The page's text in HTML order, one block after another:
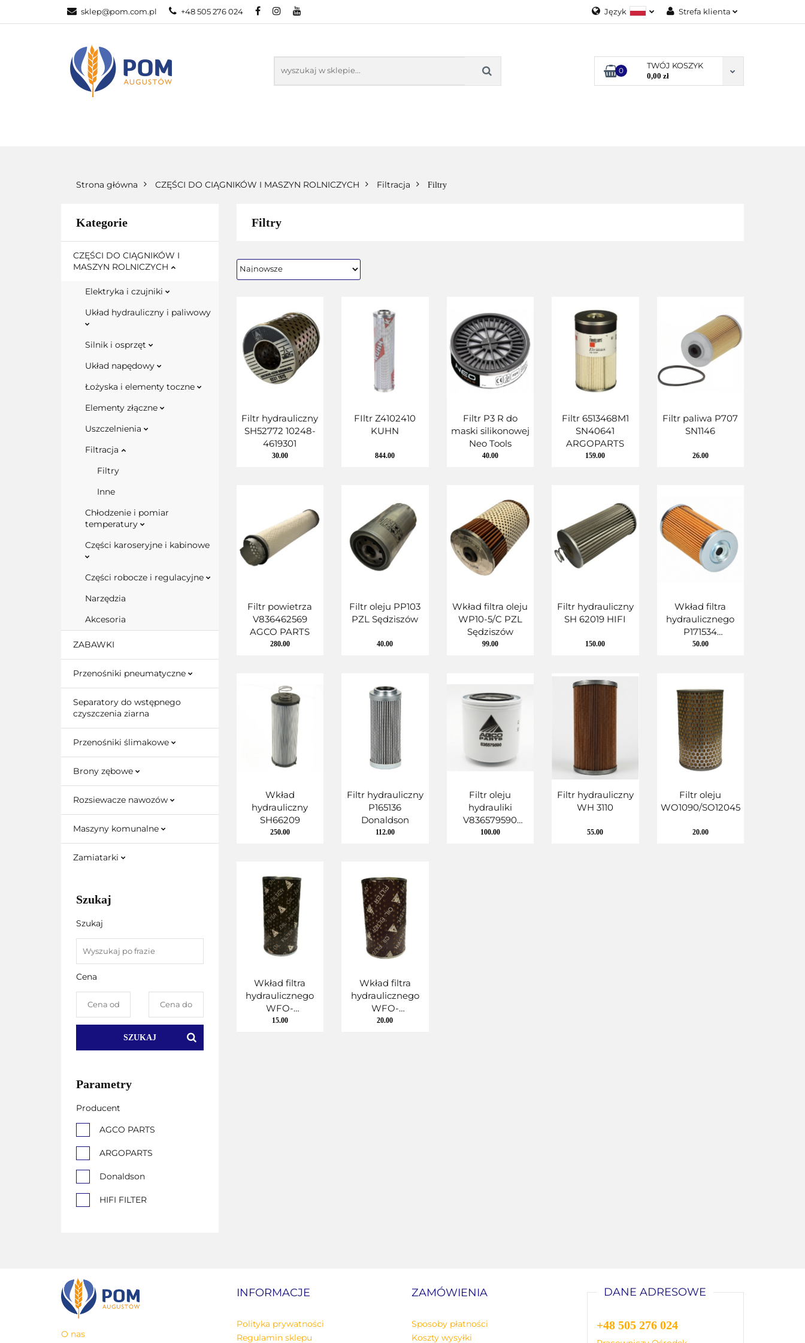
sklep@pom.com.pl +48 505 276 024 Język
English
Strefa klienta
Załóż konto
Dodaj zgłoszenie
0 TWÓJ KOSZYK
0,00 zł
Strona główna CZĘŚCI DO CIĄGNIKÓW I MASZYN ROLNICZYCH Filtracja Filtry
Kategorie
CZĘŚCI DO CIĄGNIKÓW I
MASZYN ROLNICZYCH
Elektryka i czujniki
Układ hydrauliczny i paliwowy
Silnik i osprzęt
Układ napędowy
Łożyska i elementy toczne
Elementy złączne
Uszczelnienia
Filtracja
Filtry
Inne
Chłodzenie i pomiar
temperatury
Części karoseryjne i kabinowe
Części robocze i regulacyjne
Narzędzia
Akcesoria
ZABAWKI
Przenośniki pneumatyczne
Separatory do wstępnego
czyszczenia ziarna
Przenośniki ślimakowe
Brony zębowe
Rozsiewacze nawozów
Maszyny komunalne
Zamiatarki
Szukaj
Szukaj
Cena
SZUKAJ
Parametry
Producent
AGCO PARTS
ARGOPARTS
Donaldson
HIFI FILTER
PZL Sędziszów
Filtry
Filtr hydrauliczny
SH52772 10248-
4619301
30.00
FIltr Z4102410
KUHN
844.00
Filtr P3 R do
maski silikonowej
Neo Tools
40.00
Filtr 6513468M1
SN40641
ARGOPARTS
159.00
Filtr paliwa P707
SN1146
26.00
Filtr powietrza
V836462569
AGCO PARTS
280.00
Filtr oleju PP103
PZL Sędziszów
40.00
Wkład filtra oleju
WP10-5/C PZL
Sędziszów
99.00
Filtr hydrauliczny
SH 62019 HIFI
150.00
Wkład filtra
hydraulicznego
P171534
Donaldson
50.00
Wkład
hydrauliczny
SH66209
250.00
Filtr hydrauliczny
P165136
Donaldson
112.00
Filtr oleju
hydrauliki
V836579590
AGCO PARTS
100.00
Filtr hydrauliczny
WH 3110
55.00
Filtr oleju
WO1090/SO12045
20.00
Wkład filtra
hydraulicznego
WFO-
13.10/SH78002
15.00
Wkład filtra
hydraulicznego
WFO-
07.10/SH78002
20.00
O nas
INFORMACJE
Polityka prywatności
Regulamin sklepu
ZAMÓWIENIA
Sposoby płatności
Koszty wysyłki
DANE ADRESOWE
+48 505 276 024